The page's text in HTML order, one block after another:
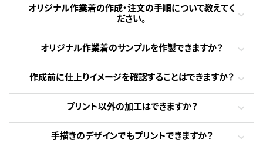
オリジナル作業着の作成・注文の手順について教えてく
ださい。
オリジナル作業着のサンプルを作製できますか？
作成前に仕上りイメージを確認することはできますか？
プリント以外の加工はできますか？
手描きのデザインでもプリントできますか？